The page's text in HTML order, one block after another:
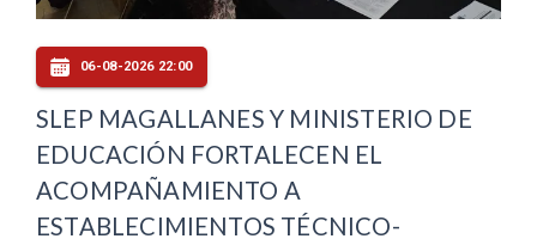
06-08-2026 22:00
SLEP MAGALLANES Y MINISTERIO DE
EDUCACIÓN FORTALECEN EL
ACOMPAÑAMIENTO A
ESTABLECIMIENTOS TÉCNICO-